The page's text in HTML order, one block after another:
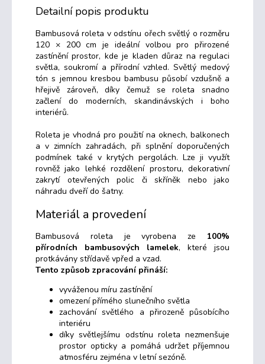
Detailní popis produktu
Bambusová roleta v odstínu ořech světlý o rozměru
120 × 200 cm je ideální volbou pro přirozené
zastínění prostor, kde je kladen důraz na regulaci
světla, soukromí a přírodní vzhled. Světlý medový
tón s jemnou kresbou bambusu působí vzdušně a
hřejivě zároveň, díky čemuž se roleta snadno
začlení do moderních, skandinávských i boho
interiérů.
Roleta je vhodná pro použití na oknech, balkonech
a v zimních zahradách, při splnění doporučených
podmínek také v krytých pergolách. Lze ji využít
rovněž jako lehké rozdělení prostoru, dekorativní
zakrytí otevřených polic či skříněk nebo jako
náhradu dveří do šatny.
Materiál a provedení
Bambusová roleta je vyrobena ze 100%
přírodních bambusových lamelek, které jsou
protkávány střídavě vpřed a vzad.
Tento způsob zpracování přináší:
vyváženou míru zastínění
omezení přímého slunečního světla
zachování světlého a přirozeně působícího
interiéru
díky světlejšímu odstínu roleta nezmenšuje
prostor opticky a pomáhá udržet příjemnou
atmosféru zejména v letní sezóně.